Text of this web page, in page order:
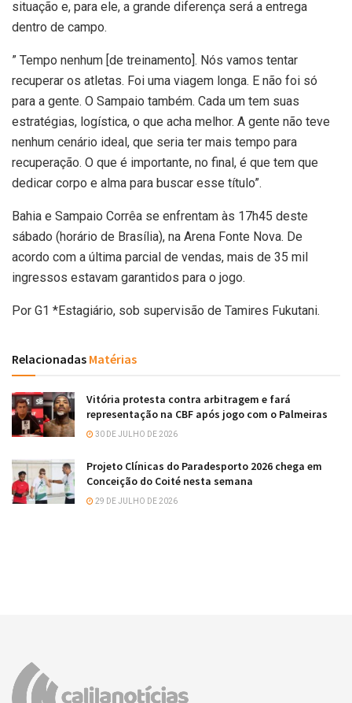
situação e, para ele, a grande diferença será a entrega
dentro de campo.
” Tempo nenhum [de treinamento]. Nós vamos tentar
recuperar os atletas. Foi uma viagem longa. E não foi só
para a gente. O Sampaio também. Cada um tem suas
estratégias, logística, o que acha melhor. A gente não teve
nenhum cenário ideal, que seria ter mais tempo para
recuperação. O que é importante, no final, é que tem que
dedicar corpo e alma para buscar esse título”.
Bahia e Sampaio Corrêa se enfrentam às 17h45 deste
sábado (horário de Brasília), na Arena Fonte Nova. De
acordo com a última parcial de vendas, mais de 35 mil
ingressos estavam garantidos para o jogo.
Por G1 *Estagiário, sob supervisão de Tamires Fukutani.
Relacionadas Matérias
Vitória protesta contra arbitragem e fará
representação na CBF após jogo com o Palmeiras
30 DE JULHO DE 2026
Projeto Clínicas do Paradesporto 2026 chega em
Conceição do Coité nesta semana
29 DE JULHO DE 2026